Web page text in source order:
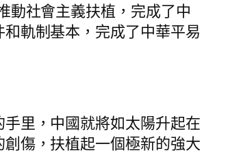
動社會主義扶植，完成了中
軌制基本，完成了中華平易
里，中國就將如太陽升起在
傷，扶植起一個極新的強大